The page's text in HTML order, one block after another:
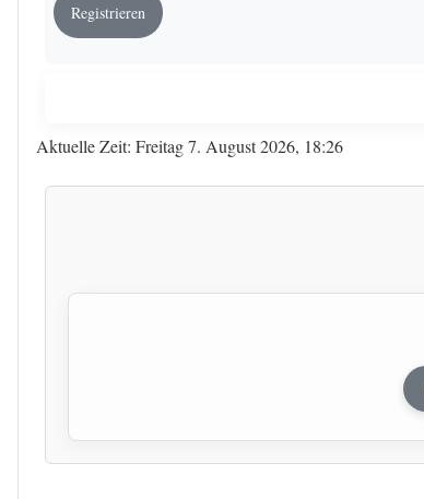
Registrieren
Aktuelle Zeit: Freitag 7. August 2026, 18:26